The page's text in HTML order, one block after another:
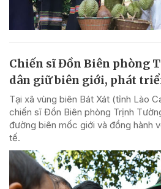
Chiến sĩ Đồn Biên phòng
dân giữ biên giới, phát
Tại xã vùng biên Bát Xát (tỉnh Lào
chiến sĩ Đồn Biên phòng Trịnh
đường biên mốc giới và đồng hành
tế.